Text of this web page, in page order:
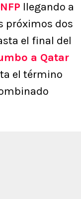
llegando a
próximos dos
el final del
a Qatar
el término